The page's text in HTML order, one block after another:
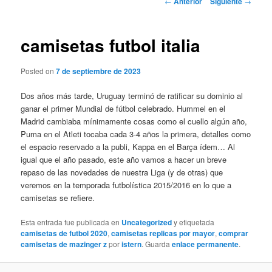
camisetas futbol italia
Posted on7 de septiembre de 2023
Dos años más tarde, Uruguay terminó de ratificar su dominio al
ganar el primer Mundial de fútbol celebrado. Hummel en el
Madrid cambiaba mínimamente cosas como el cuello algún año,
Puma en el Atleti tocaba cada 3-4 años la primera, detalles como
el espacio reservado a la publi, Kappa en el Barça ídem… Al
igual que el año pasado, este año vamos a hacer un breve
repaso de las novedades de nuestra Liga (y de otras) que
veremos en la temporada futbolística 2015/2016 en lo que a
camisetas se refiere.
Esta entrada fue publicada en Uncategorizedy etiquetada
camisetas de futbol 2020,camisetas replicas por mayor,comprar
camisetas de mazinger zporistern. Guardaenlace permanente.